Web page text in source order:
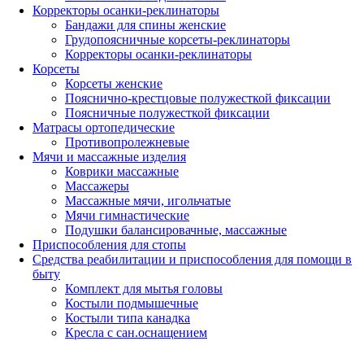
Корректоры осанки-реклинаторы
Бандажи для спины женские
Грудопоясничные корсеты-реклинаторы
Корректоры осанки-реклинаторы
Корсеты
Корсеты женские
Пояснично-крестцовые полужесткой фиксации
Поясничные полужесткой фиксации
Матрасы ортопедические
Противопролежневые
Мячи и массажные изделия
Коврики массажные
Массажеры
Массажные мячи, игольчатые
Мячи гимнастические
Подушки балансировачные, массажные
Приспособления для стопы
Средства реабилитации и приспособления для помощи в
быту
Комплект для мытья головы
Костыли подмышечные
Костыли типа канадка
Кресла с сан.оснащением